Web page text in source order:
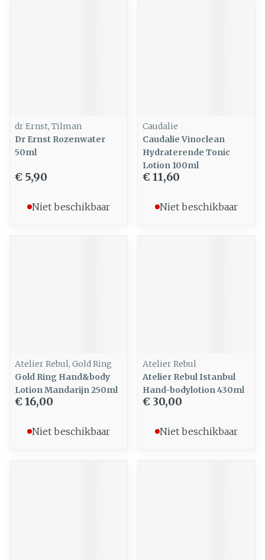
dr Ernst, Tilman
Dr Ernst Rozenwater
50ml
€ 5,90
Niet beschikbaar
Caudalie
Caudalie Vinoclean
Hydraterende Tonic
Lotion 100ml
€ 11,60
Niet beschikbaar
Atelier Rebul, Gold Ring
Gold Ring Hand&body
Lotion Mandarijn 250ml
€ 16,00
Niet beschikbaar
Atelier Rebul
Atelier Rebul Istanbul
Hand-bodylotion 430ml
€ 30,00
Niet beschikbaar